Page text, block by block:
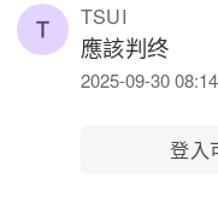
TSUI
應該判终
2025-09-30 08:14
登入